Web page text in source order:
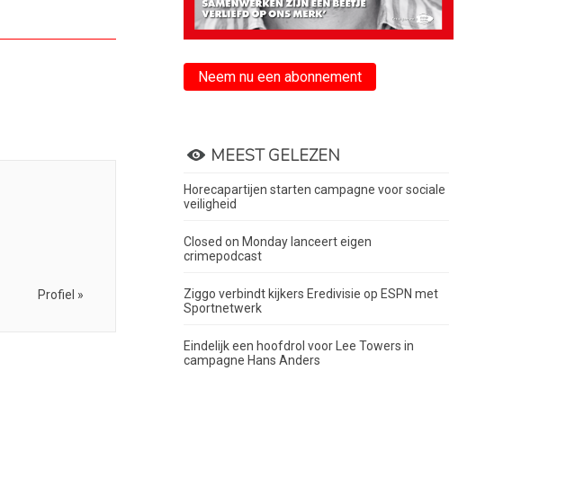
Profiel »
Neem nu een abonnement
MEEST GELEZEN
Horecapartijen starten campagne voor sociale
veiligheid
Closed on Monday lanceert eigen
crimepodcast
Ziggo verbindt kijkers Eredivisie op ESPN met
Sportnetwerk
Eindelijk een hoofdrol voor Lee Towers in
campagne Hans Anders